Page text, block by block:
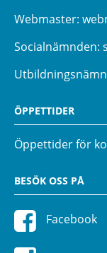
Webmaster:
Socialnämnden:
ÖPPETTIDER
Öppettider för
BESÖK OSS PÅ
Facebook